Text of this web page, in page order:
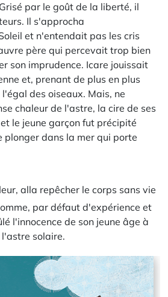
par le goût de la liberté, il
Il s'approcha
et n'entendait pas les cris
père qui percevait trop bien
son imprudence. Icare jouissait
et, prenant de plus en plus
des oiseaux. Mais, ne
chaleur de l'astre, la cire de ses
le jeune garçon fut précipité
plonger dans la mer qui porte
alla repêcher le corps sans vie
par défaut d'expérience et
l'innocence de son jeune âge à
solaire.